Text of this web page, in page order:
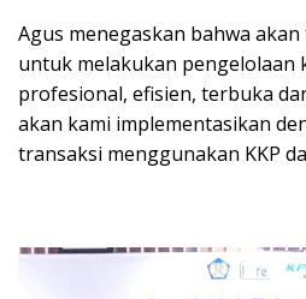
Agus menegaskan bahwa
untuk melakukan pengelolaan
profesional, efisien, terbuka
akan kami implementasikan
transaksi menggunakan KKP